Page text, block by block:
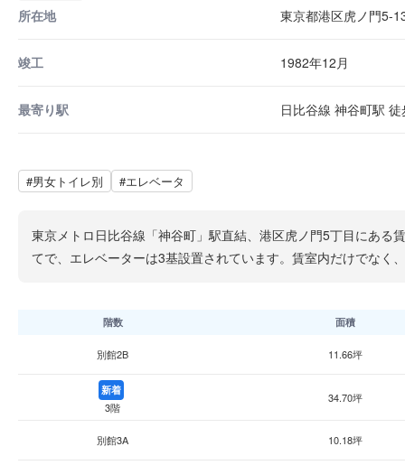
所在地
東京都港区虎ノ門5-
竣工 1982年12月
最寄り駅 日比谷線 神谷町駅
#男女トイレ別 #エレベータ
東京メトロ日比谷線「神谷町」駅直結、港区虎ノ門5丁目にあ
てで、エレベーターは3基設置されています。賃室内だけでな
階数 面積
別館2B 11.66坪
新着
3階
34.70坪
別館3A 10.18坪